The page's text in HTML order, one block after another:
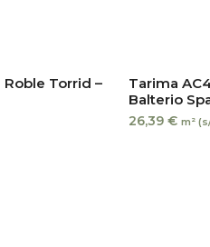
Torrid –
Tarima
Balterio
26,39€ m²